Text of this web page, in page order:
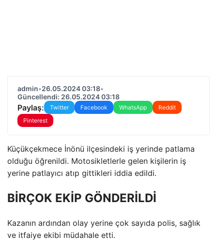
admin•26.05.2024 03:18•
Güncellendi: 26.05.2024 03:18
Paylaş: Twitter Facebook WhatsApp
Reddit
Pinterest
Küçükçekmece İnönü ilçesindeki iş yerinde patlama
olduğu öğrenildi. Motosikletlerle gelen kişilerin iş
yerine patlayıcı atıp gittikleri iddia edildi.
BİRÇOK EKİP GÖNDERİLDİ
Kazanın ardından olay yerine çok sayıda polis, sağlık
ve itfaiye ekibi müdahale etti.